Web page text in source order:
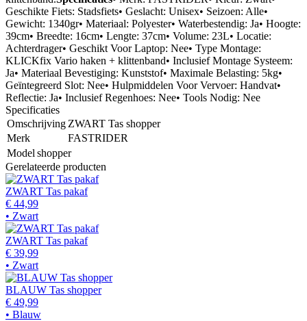
Geschikte Fiets: Stadsfiets• Geslacht: Unisex• Seizoen: Alle•
Gewicht: 1340gr• Materiaal: Polyester• Waterbestendig: Ja• Hoogte:
39cm• Breedte: 16cm• Lengte: 37cm• Volume: 23L• Locatie:
Achterdrager• Geschikt Voor Laptop: Nee• Type Montage:
KLICKfix Vario haken + klittenband• Inclusief Montage Systeem:
Ja• Materiaal Bevestiging: Kunststof• Maximale Belasting: 5kg•
Geïntegreerd Slot: Nee• Hulpmiddelen Voor Vervoer: Handvat•
Reflectie: Ja• Inclusief Regenhoes: Nee• Tools Nodig: Nee
Specificaties
Omschrijving ZWART Tas shopper
Merk
FASTRIDER
Model shopper
Gerelateerde producten
ZWART Tas pakaf
€ 44,99
• Zwart
ZWART Tas pakaf
€ 39,99
• Zwart
BLAUW Tas shopper
€ 49,99
• Blauw